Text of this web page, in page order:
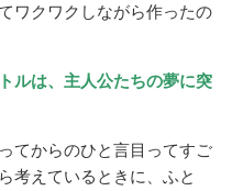
ワクワクしながら作ったの
ルは、主人公たちの夢に突
てからのひと言目ってすご
考えているときに、ふと